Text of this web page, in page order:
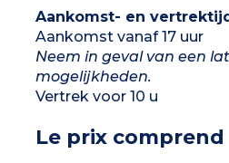
Aankomst- en
Aankomst vanaf 17 uur
Neem in geval van een
mogelijkheden.
Vertrek voor 10 u
Le prix comprend